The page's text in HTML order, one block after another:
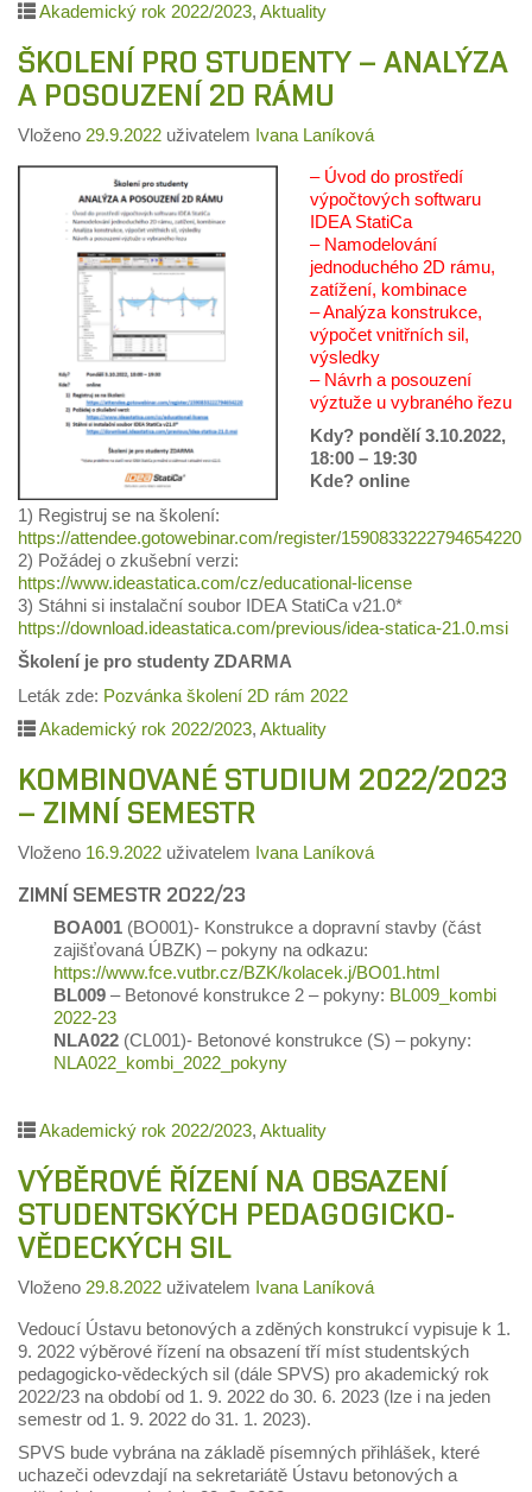
Akademický rok 2022/2023, Aktuality
ŠKOLENÍ PRO STUDENTY – ANALÝZA
A POSOUZENÍ 2D RÁMU
Vloženo 29.9.2022 uživatelem Ivana Laníková
– Úvod do prostředí
výpočtových softwaru
IDEA StatiCa
– Namodelování
jednoduchého 2D rámu,
zatížení, kombinace
– Analýza konstrukce,
výpočet vnitřních sil,
výsledky
– Návrh a posouzení
výztuže u vybraného řezu
Kdy? pondělí 3.10.2022,
18:00 – 19:30
Kde? online
1) Registruj se na školení:
https://attendee.gotowebinar.com/register/1590833222794654220
2) Požádej o zkušební verzi:
https://www.ideastatica.com/cz/educational-license
3) Stáhni si instalační soubor IDEA StatiCa v21.0*
https://download.ideastatica.com/previous/idea-statica-21.0.msi
Školení je pro studenty ZDARMA
Leták zde: Pozvánka školení 2D rám 2022
Akademický rok 2022/2023, Aktuality
KOMBINOVANÉ STUDIUM 2022/2023
– ZIMNÍ SEMESTR
Vloženo 16.9.2022 uživatelem Ivana Laníková
ZIMNÍ SEMESTR 2022/23
BOA001 (BO001)- Konstrukce a dopravní stavby (část
zajišťovaná ÚBZK) – pokyny na odkazu:
https://www.fce.vutbr.cz/BZK/kolacek.j/BO01.html
BL009 – Betonové konstrukce 2 – pokyny: BL009_kombi
2022-23
NLA022 (CL001)- Betonové konstrukce (S) – pokyny:
NLA022_kombi_2022_pokyny
Akademický rok 2022/2023, Aktuality
VÝBĚROVÉ ŘÍZENÍ NA OBSAZENÍ
STUDENTSKÝCH PEDAGOGICKO-
VĚDECKÝCH SIL
Vloženo 29.8.2022 uživatelem Ivana Laníková
Vedoucí Ústavu betonových a zděných konstrukcí vypisuje k 1.
9. 2022 výběrové řízení na obsazení tří míst studentských
pedagogicko-vědeckých sil (dále SPVS) pro akademický rok
2022/23 na období od 1. 9. 2022 do 30. 6. 2023 (lze i na jeden
semestr od 1. 9. 2022 do 31. 1. 2023).
SPVS bude vybrána na základě písemných přihlášek, které
uchazeči odevzdají na sekretariátě Ústavu betonových a